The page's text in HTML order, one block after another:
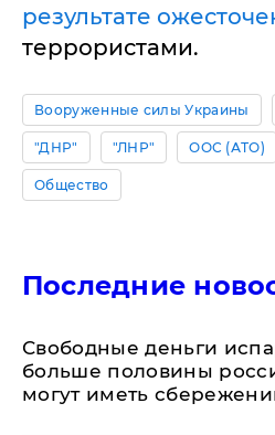
результате
террористами.
Вооруженные силы Украины
"ДНР" "ЛНР" ООС (АТО)
Общество
Последние
Свободные деньги
больше половины
могут иметь